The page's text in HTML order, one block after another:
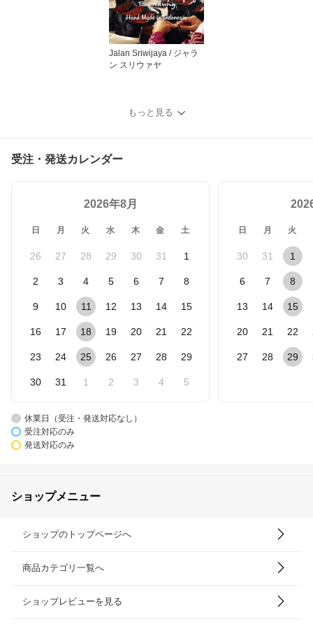
Jalan Sriwijaya / ジャラ
ン スリウァヤ
もっと見る
受注・発送カレンダー
2026年8月
日 月 火 水 木 金 土
26 27 28 29 30 31 1
2 3 4 5 6 7 8
9 10 11 12 13 14 15
16 17 18 19 20 21 22
23 24 25 26 27 28 29
30 31 1 2 3 4 5
日 月 火
30 31 1
6 7 8
13 14 15
20 21 22
27 28 29
休業日（受注・発送対応なし）
受注対応のみ
発送対応のみ
ショップメニュー
ショップのトップページへ
商品カテゴリ一覧へ
ショップレビューを見る